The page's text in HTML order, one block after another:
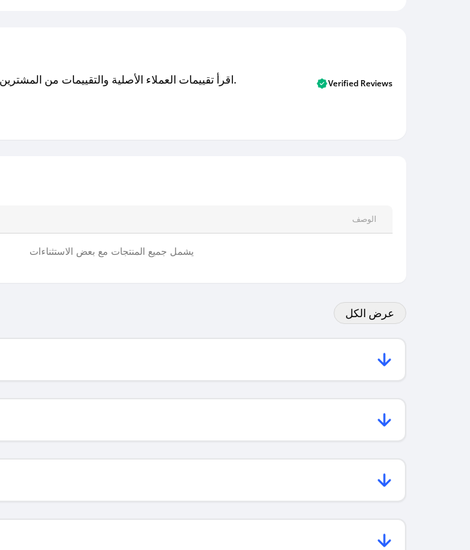
اقرأ تقييمات العملاء الأصلية والتقييمات من المشترين المتحققين. اكتشف ما يعتقده المستخدمون الحقيقيون حول خدمتنا وتعلم من تجاربهم. Verified Reviews
الوصف
يشمل جميع المنتجات مع بعض الاستثناءات
عرض الكل